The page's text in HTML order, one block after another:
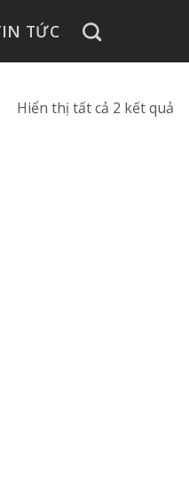
TỨC
Hiển thị tất cả 2 kết quảĐã